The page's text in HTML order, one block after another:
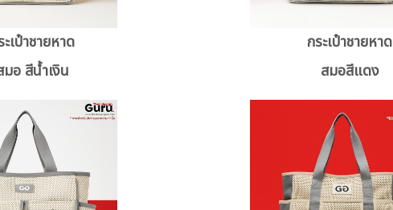
ะเป๋าชายหาด
มอ สีน้ำเงิน
กระเป๋าชายหาด
สมอสีแดง